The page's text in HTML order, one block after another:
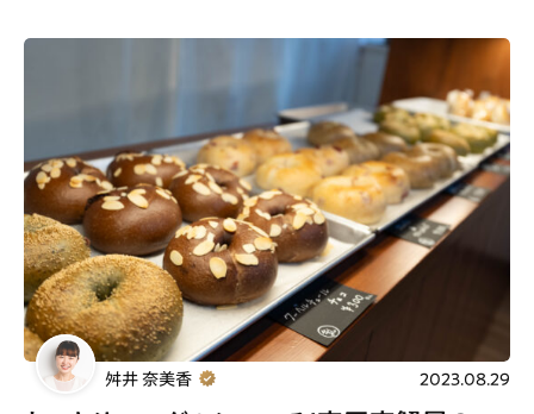
舛井 奈美香 2023.08.29